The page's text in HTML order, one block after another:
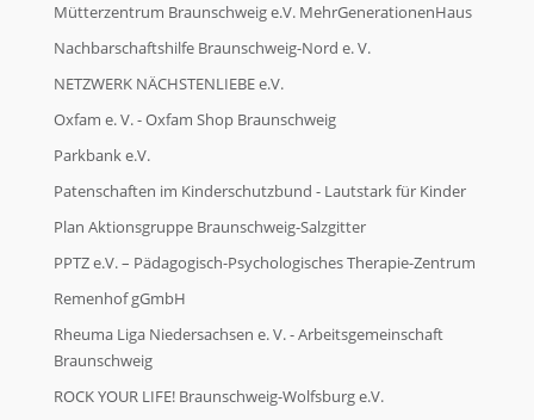
Mütterzentrum Braunschweig e.V. MehrGenerationenHaus
Nachbarschaftshilfe Braunschweig-Nord e. V.
NETZWERK NÄCHSTENLIEBE e.V.
Oxfam e. V. - Oxfam Shop Braunschweig
Parkbank e.V.
Patenschaften im Kinderschutzbund - Lautstark für Kinder
Plan Aktionsgruppe Braunschweig-Salzgitter
PPTZ e.V. – Pädagogisch-Psychologisches Therapie-Zentrum
Remenhof gGmbH
Rheuma Liga Niedersachsen e. V. - Arbeitsgemeinschaft
Braunschweig
ROCK YOUR LIFE! Braunschweig-Wolfsburg e.V.